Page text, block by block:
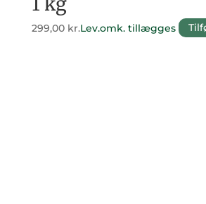
299,00 kr.Lev.omk. tillægges